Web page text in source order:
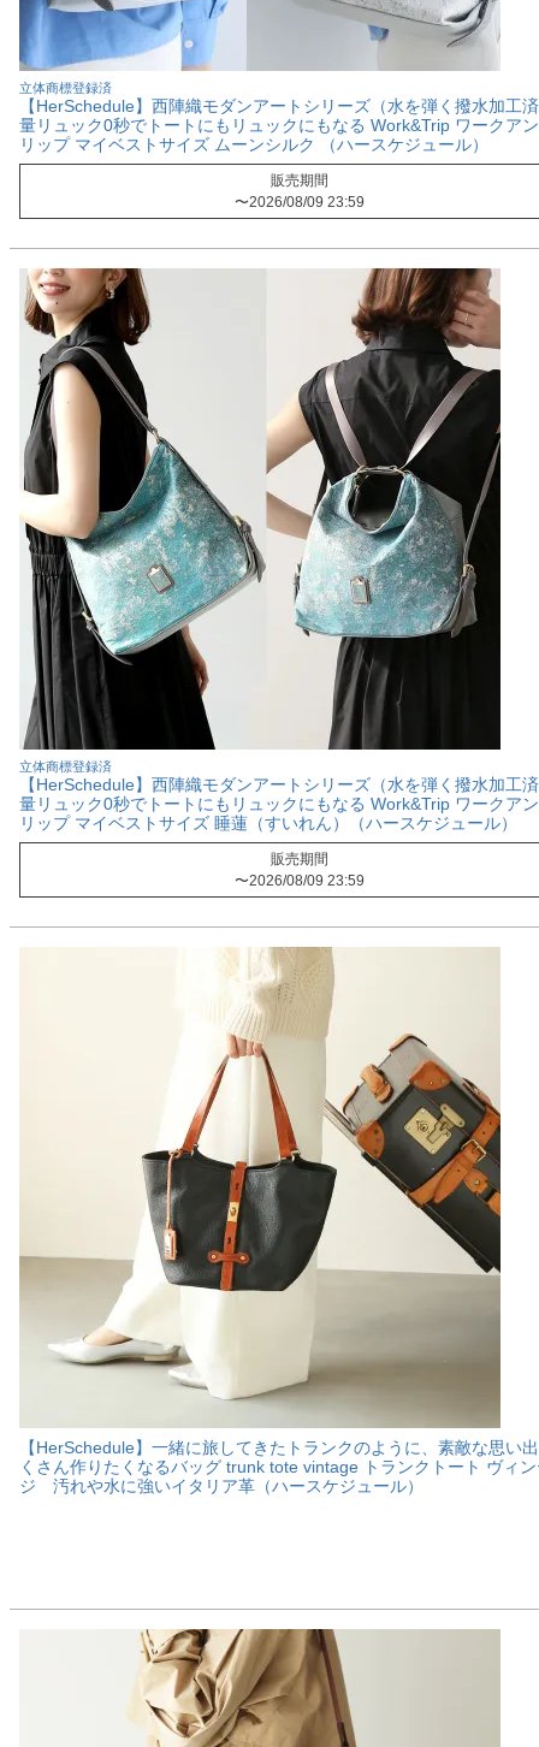
立体商標登録済
【HerSchedule】西陣織モダンアートシリーズ（水を弾く撥水加工
量リュック0秒でトートにもリュックにもなる Work&Trip ワークア
リップ マイベストサイズ ムーンシルク （ハースケジュール）
販売期間
〜2026/08/09 23:59
立体商標登録済
【HerSchedule】西陣織モダンアートシリーズ（水を弾く撥水加工
量リュック0秒でトートにもリュックにもなる Work&Trip ワークア
リップ マイベストサイズ 睡蓮（すいれん）（ハースケジュール）
販売期間
〜2026/08/09 23:59
【HerSchedule】一緒に旅してきたトランクのように、素敵な思い
くさん作りたくなるバッグ trunk tote vintage トランクトート ヴィ
ジ 汚れや水に強いイタリア革（ハースケジュール）